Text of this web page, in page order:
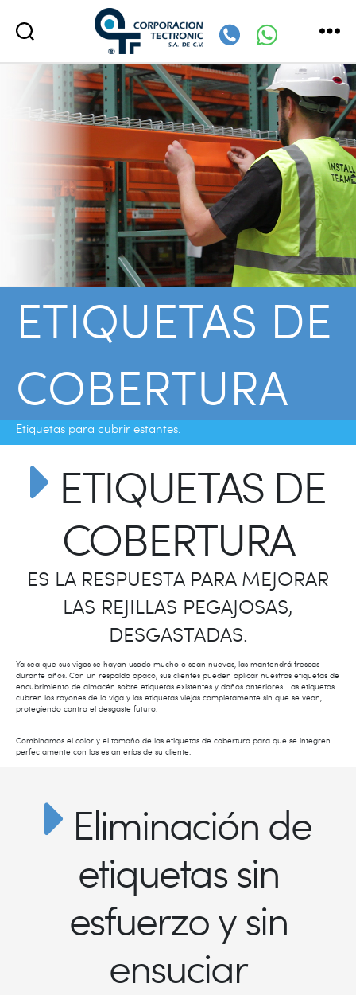
Tectronic
ETIQUETAS DE
COBERTURA
Etiquetas para cubrir estantes.
ETIQUETAS DE
COBERTURA
ES LA RESPUESTA PARA MEJORAR
LAS REJILLAS PEGAJOSAS,
DESGASTADAS.
Ya sea que sus vigas se hayan usado mucho o sean nuevas, las mantendrá frescas
durante años. Con un respaldo opaco, sus clientes pueden aplicar nuestras etiquetas de
encubrimiento de almacén sobre etiquetas existentes y daños anteriores. Las etiquetas
cubren los rayones de la viga y las etiquetas viejas completamente sin que se vean,
protegiendo contra el desgaste futuro.
Combinamos el color y el tamaño de las etiquetas de cobertura para que se integren
perfectamente con las estanterías de su cliente.
Eliminación de
etiquetas sin
esfuerzo y sin
ensuciar